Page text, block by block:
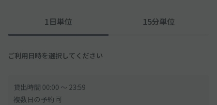
1日単位 15分単位
ご利用日時を選択してください
貸出時間 00:00 〜 23:59
複数日の予約 可